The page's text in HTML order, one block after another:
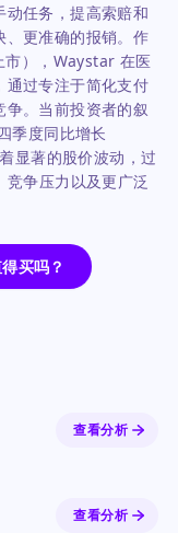
任务，提高索赔和
、更准确的报销。作
市），Waystar 在医
通过专注于简化支付
。当前投资者的叙
季度同比增长
显著的股价波动，过
争压力以及更广泛
买吗？
查看分析
查看分析